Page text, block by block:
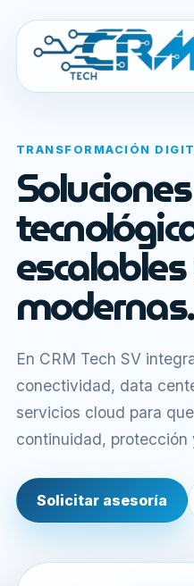
TRANSFORMACIÓN
Soluciones
modernas.
En CRM Tech SV
conectividad, data
servicios cloud para
continuidad, protección
Solicitar asesoría